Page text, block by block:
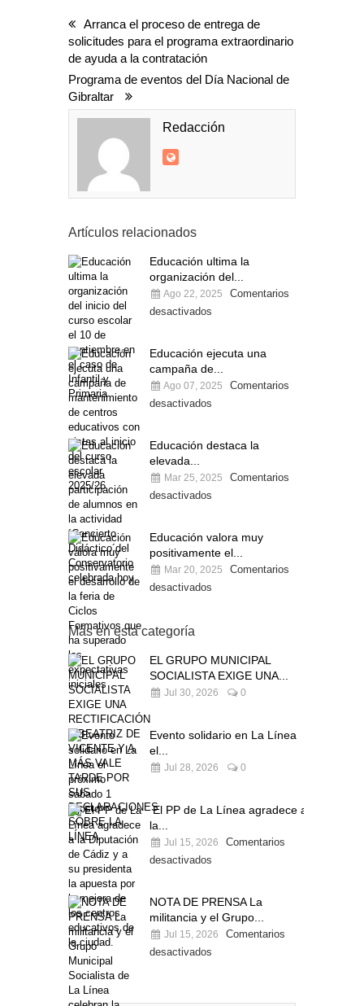
Arranca el proceso de entrega de
solicitudes para el programa extraordinario
de ayuda a la contratación
Programa de eventos del Día Nacional de
Gibraltar
Redacción
Artículos relacionados
Educación ultima la
organización del...
Ago 22, 2025
Comentarios
desactivados
Educación ejecuta una
campaña de...
Ago 07, 2025
Comentarios
desactivados
Educación destaca la
elevada...
Mar 25, 2025
Comentarios
desactivados
Educación valora muy
positivamente el...
Mar 20, 2025
Comentarios
desactivados
Más en esta categoría
EL GRUPO MUNICIPAL
SOCIALISTA EXIGE UNA...
Jul 30, 2026 0
Evento solidario en La Línea
el...
Jul 28, 2026 0
El PP de La Línea agradece a
la...
Jul 15, 2026
Comentarios
desactivados
NOTA DE PRENSA La
militancia y el Grupo...
Jul 15, 2026
Comentarios
desactivados